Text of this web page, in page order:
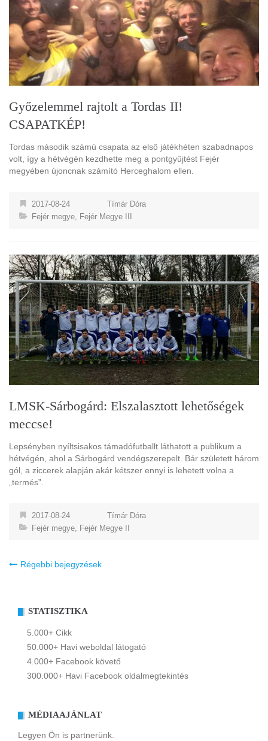
Győzelemmel rajtolt a Tordas II!
CSAPATKÉP!
Tordas második számú csapata az első játékhéten szabadnapos
volt, így a hétvégén kezdhette meg a pontgyűjtést Fejér
megyében újoncnak számító Herceghalom ellen.
2017-08-24
Tímár Dóra
Fejér megye, Fejér Megye III
LMSK-Sárbogárd: Elszalasztott lehetőségek
meccse!
Lepsényben nyíltsisakos támadófutballt láthatott a publikum a
hétvégén, ahol a Sárbogárd vendégszerepelt. Bár született három
gól, a ziccerek alapján akár kétszer ennyi is lehetett volna a
„termés”.
2017-08-24
Tímár Dóra
Fejér megye, Fejér Megye II
Bejegyzés
Régebbi bejegyzések
STATISZTIKA
5.000+ Cikk
50.000+ Havi weboldal látogató
4.000+ Facebook követő
300.000+ Havi Facebook oldalmegtekintés
MÉDIAAJÁNLAT
Legyen Ön is partnerünk.